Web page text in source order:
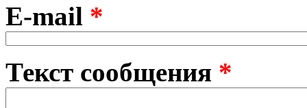
E-mail *
Текст сообщения *